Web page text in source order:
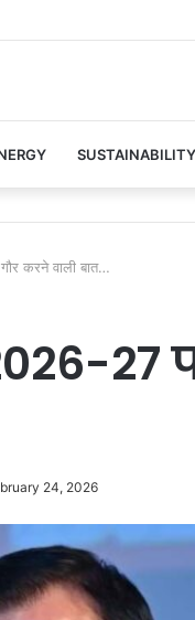
SUSTAINABILITY
करने वाली बात…
27
24, 2026